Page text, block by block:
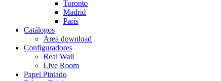
Toronto
Madrid
París
Catálogos
Area download
Configuradores
Real Wall
Live Room
Papel Pintado